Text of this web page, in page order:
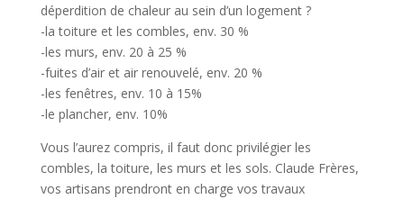
déperdition de chaleur au sein d’un logement ?
-la toiture et les combles, env. 30 %
-les murs, env. 20 à 25 %
-fuites d’air et air renouvelé, env. 20 %
-les fenêtres, env. 10 à 15%
-le plancher, env. 10%
Vous l’aurez compris, il faut donc privilégier les
combles, la toiture, les murs et les sols. Claude Frères,
vos artisans prendront en charge vos travaux